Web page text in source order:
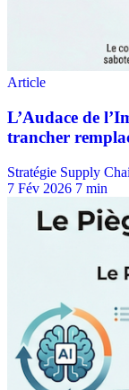
Stratégie Supply
7 Fév 2026 7 min